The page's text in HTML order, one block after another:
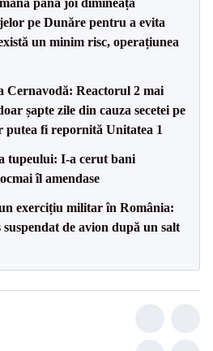
pe Dunăre pentru a evita
un minim risc, operațiunea
Cernavodă: Reactorul 2 mai
șapte zile din cauza secetei pe
putea fi repornită Unitatea 1
tupeului: I-a cerut bani
îl amendase
exercițiu militar în România:
de avion după un salt